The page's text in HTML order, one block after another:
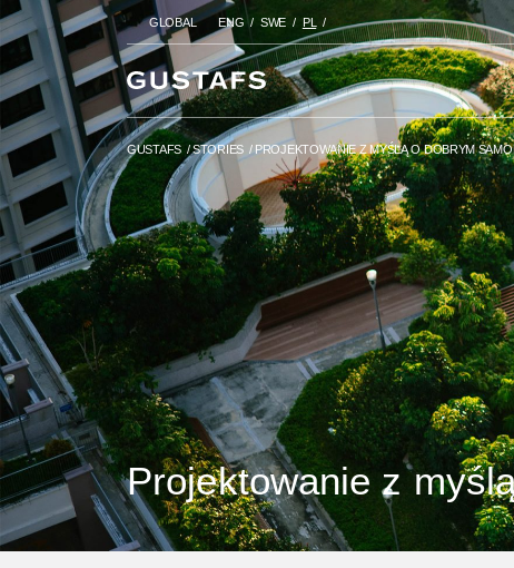
GLOBAL ENG SWE PL
GUSTAFS /STORIES / PROJEKTOWANIE Z MYŚLĄ O DOBRYM
GUSTAFS/STORIES/
PSYCHICZNYM
Projektowanie z